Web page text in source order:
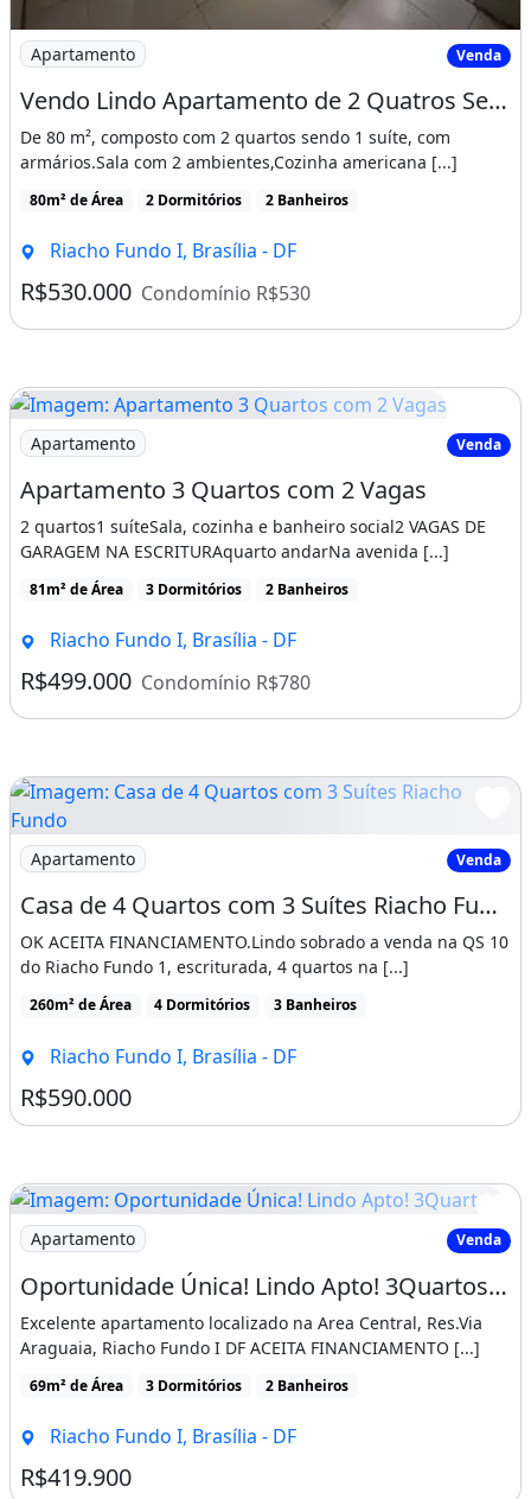
Imagem: Vendo Lindo Apartamento de 2 Quatros Sendo
Apartamento Venda
Vendo Lindo Apartamento de 2 Quatros Sendo 1 Suíte, 2° Andar Residencial Novara!
De 80 m², composto com 2 quartos sendo 1 suíte, com
armários.Sala com 2 ambientes,Cozinha americana [...]
80m² de Área 2 Dormitórios 2 Banheiros
Riacho Fundo I, Brasília - DF
R$530.000 Condomínio R$530
Imagem: Apartamento 3 Quartos com 2 Vagas
Apartamento Venda
Apartamento 3 Quartos com 2 Vagas
2 quartos1 suíteSala, cozinha e banheiro social2 VAGAS DE
GARAGEM NA ESCRITURAquarto andarNa avenida [...]
81m² de Área 3 Dormitórios 2 Banheiros
Riacho Fundo I, Brasília - DF
R$499.000 Condomínio R$780
Imagem: Casa de 4 Quartos com 3 Suítes Riacho Fundo
Apartamento Venda
Casa de 4 Quartos com 3 Suítes Riacho Fundo 1
OK ACEITA FINANCIAMENTO.Lindo sobrado a venda na QS 10
do Riacho Fundo 1, escriturada, 4 quartos na [...]
260m² de Área 4 Dormitórios 3 Banheiros
Riacho Fundo I, Brasília - DF
R$590.000
Imagem: Oportunidade Única! Lindo Apto! 3Quartos!
Apartamento Venda
Oportunidade Única! Lindo Apto! 3Quartos! Via Araguaia! Ac. Financiamento! 70M²!
Excelente apartamento localizado na Area Central, Res.Via
Araguaia, Riacho Fundo I DF ACEITA FINANCIAMENTO [...]
69m² de Área 3 Dormitórios 2 Banheiros
Riacho Fundo I, Brasília - DF
R$419.900